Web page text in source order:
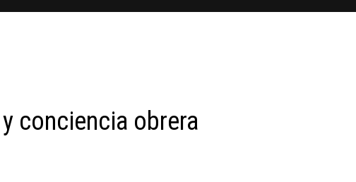
conciencia obrera